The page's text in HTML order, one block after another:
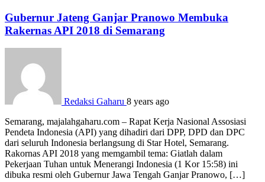
Gubernur Jateng Ganjar Pranowo Membuka
Rakernas API 2018 di Semarang
Redaksi Gaharu 8 years ago
Semarang, majalahgaharu.com – Rapat Kerja Nasional Assosiasi
Pendeta Indonesia (API) yang dihadiri dari DPP, DPD dan DPC
dari seluruh Indonesia berlangsung di Star Hotel, Semarang.
Rakornas API 2018 yang memgambil tema: Giatlah dalam
Pekerjaan Tuhan untuk Menerangi Indonesia (1 Kor 15:58) ini
dibuka resmi oleh Gubernur Jawa Tengah Ganjar Pranowo, […]